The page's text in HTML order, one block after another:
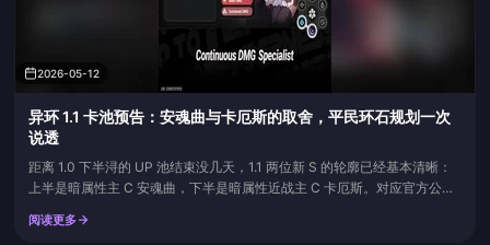
2026-05-12
异环 1.1 卡池预告：安魂曲与卡厄斯的取舍，平民环石规划一次
说透
距离 1.0 下半浔的 UP 池结束没几天，1.1 两位新 S 的轮廓已经基本清晰：
上半是暗属性主 C 安魂曲，下半是暗属性近战主 C 卡厄斯。对应官方公布
月 2 日，留给平民攒抽的窗口并不宽裕。再叠加最近论坛里关于环线主词
阅读更多